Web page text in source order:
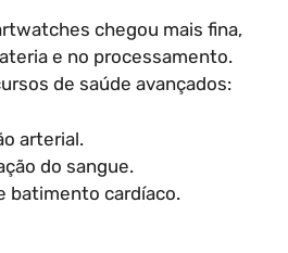
chegou mais fina,
e no processamento.
de saúde avançados:
arterial.
do sangue.
batimento cardíaco.